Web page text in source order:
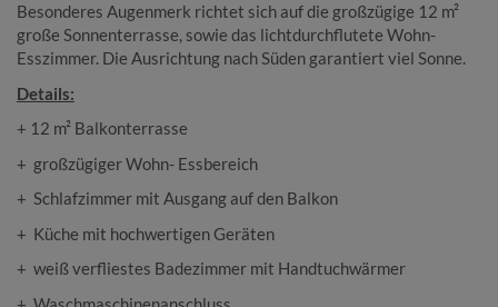
Besonderes Augenmerk richtet sich auf die großzügige 12 m²
große Sonnenterrasse, sowie das lichtdurchflutete Wohn-
Esszimmer. Die Ausrichtung nach Süden garantiert viel Sonne.
Details:
+ 12 m² Balkonterrasse
+ großzügiger Wohn- Essbereich
+ Schlafzimmer mit Ausgang auf den Balkon
+ Küche mit hochwertigen Geräten
+ weiß verfliestes Badezimmer mit Handtuchwärmer